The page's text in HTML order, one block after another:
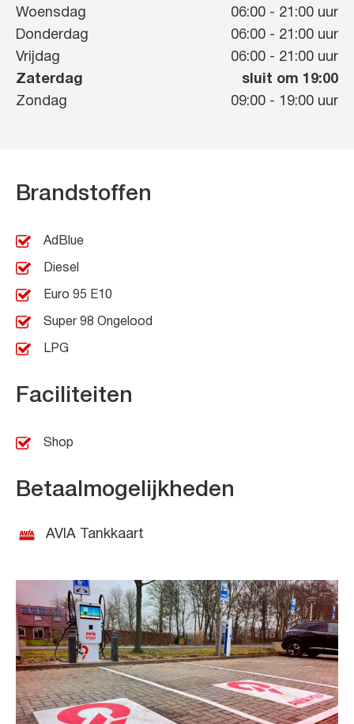
Woensdag
06:00 - 21:00 uur
Donderdag
06:00 - 21:00 uur
Vrijdag
06:00 - 21:00 uur
Zaterdag
sluit om 19:00
Zondag
09:00 - 19:00 uur
Brandstoffen
AdBlue
Diesel
Euro 95 E10
Super 98 Ongelood
LPG
Faciliteiten
Shop
Betaalmogelijkheden
AVIA Tankkaart